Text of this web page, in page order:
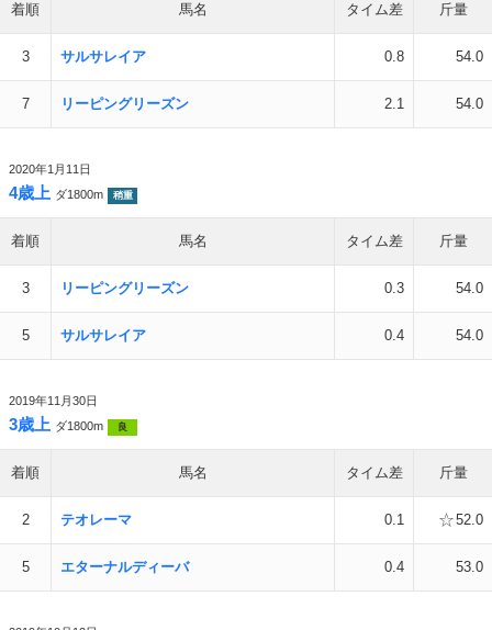
着順 馬名 タイム差 斤量
3 サルサレイア 0.8 54.0
7 リーピングリーズン 2.1 54.0
2020年1月11日
4歳上 ダ1800m 稍重
着順 馬名 タイム差 斤量
3 リーピングリーズン 0.3 54.0
5 サルサレイア 0.4 54.0
2019年11月30日
3歳上 ダ1800m 良
着順 馬名 タイム差 斤量
2 テオレーマ 0.1 52.0
5 エターナルディーバ 0.4 53.0